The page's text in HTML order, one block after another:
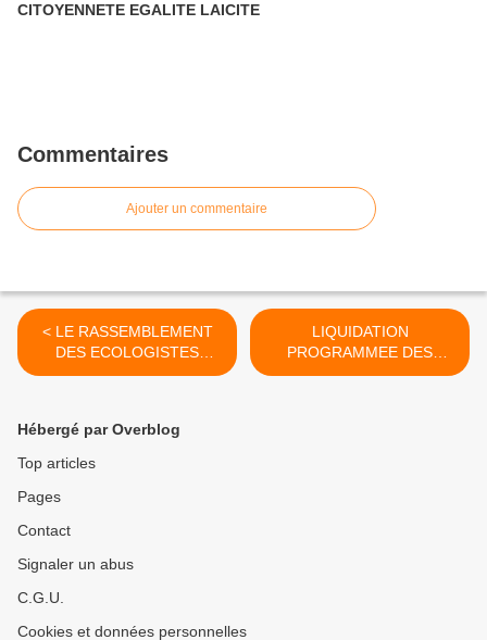
CITOYENNETE EGALITE LAICITE
Commentaires
Ajouter un commentaire
< LE RASSEMBLEMENT
DES ECOLOGISTES
AVANCE !!
LIQUIDATION
PROGRAMMEE DES
CONSEILS DE QUARTIER
Hébergé par Overblog
Top articles
Pages
Contact
Signaler un abus
C.G.U.
Cookies et données personnelles